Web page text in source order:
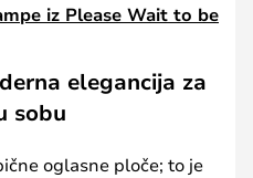
iz Please Wait to be
elegancija za
sobu
oglasne ploče; to je